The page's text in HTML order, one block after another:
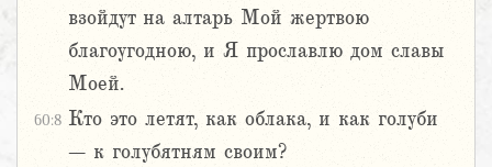
взойдут на алтарь Мой жертвою
благоугодною, и Я прославлю дом славы
Моей.
60:8 Кто это летят, как облака, и как голуби
– к голубятням своим?